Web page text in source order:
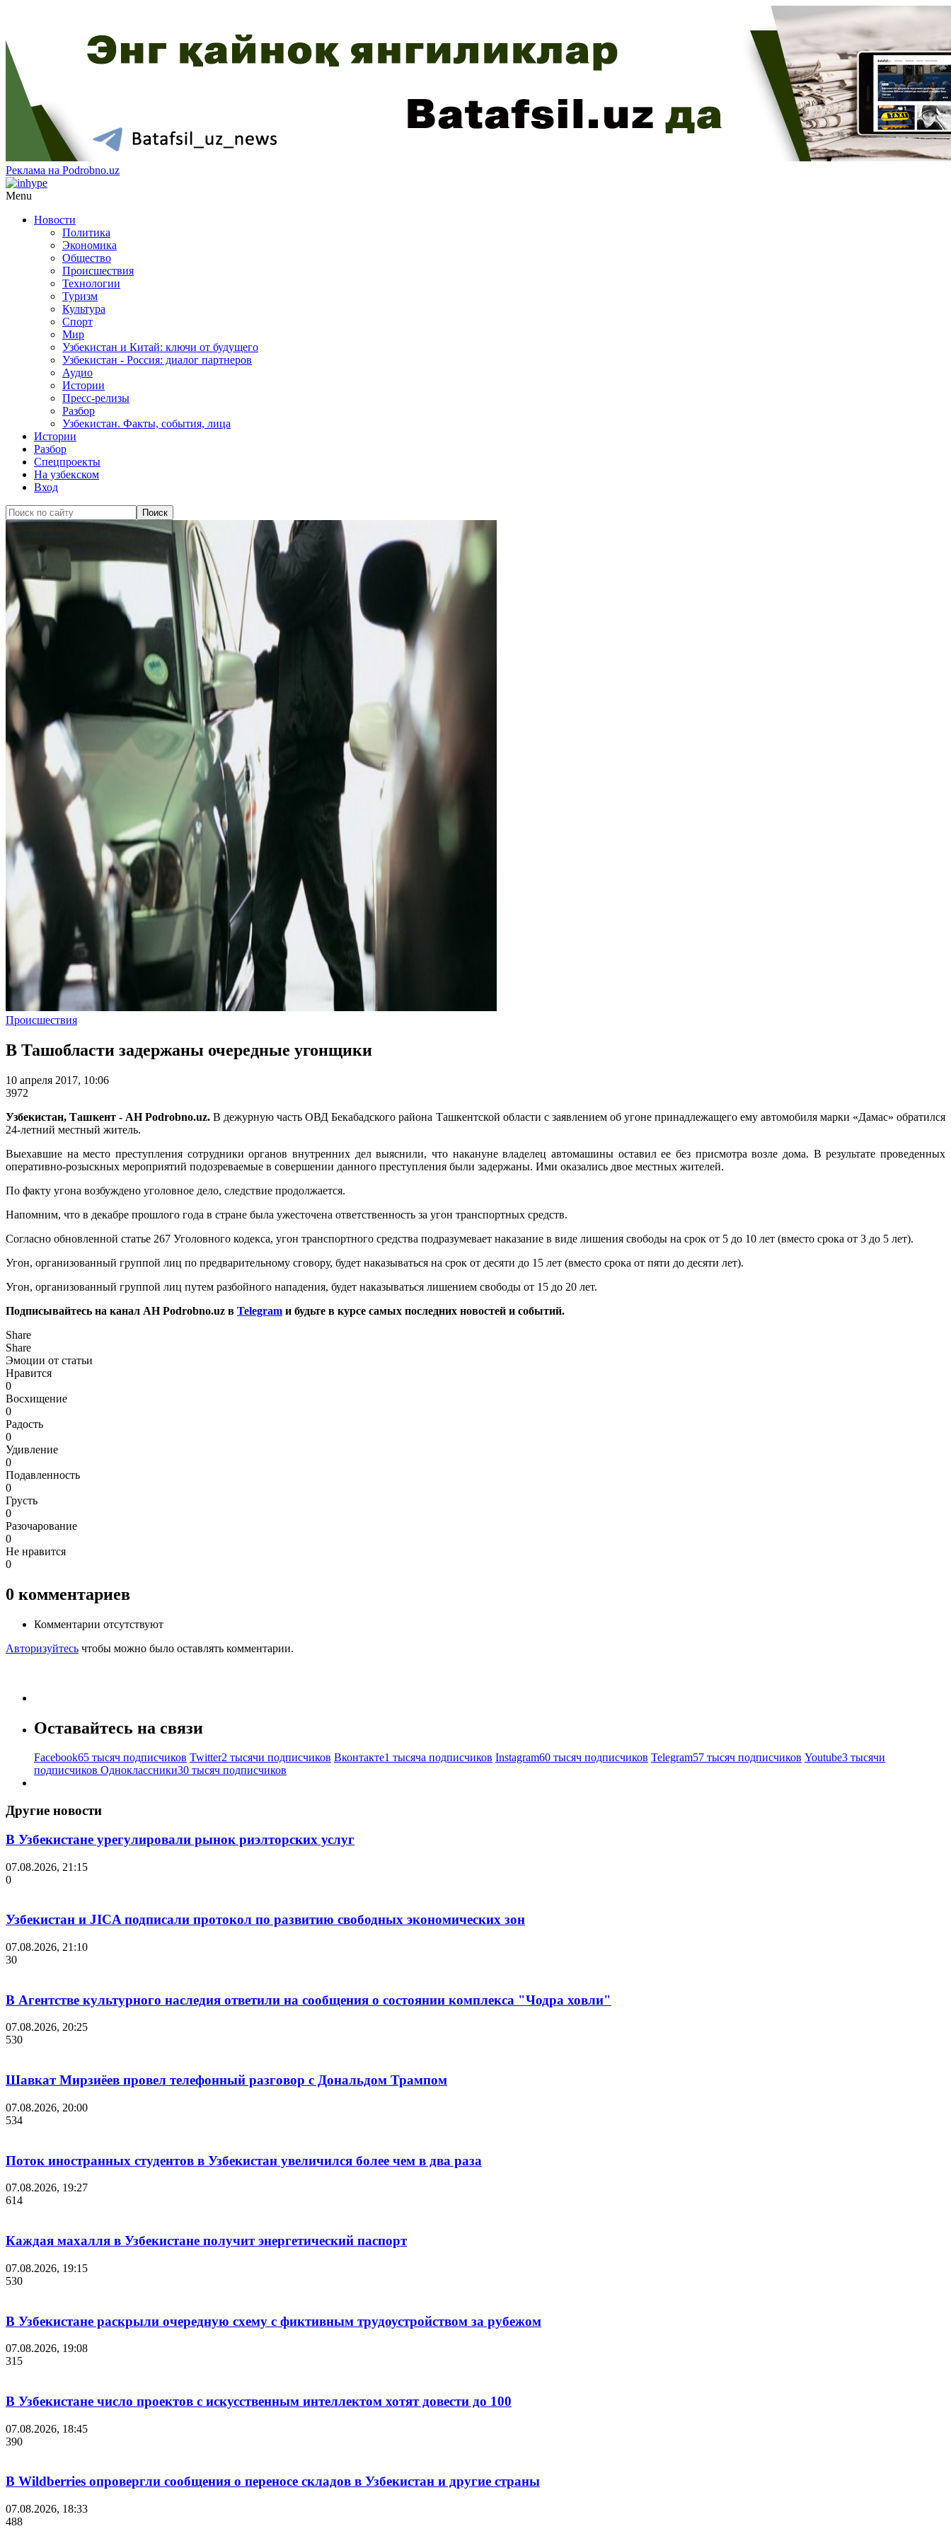
Реклама на Podrobno.uz
Menu
Новости
Политика
Экономика
Общество
Происшествия
Технологии
Туризм
Культура
Спорт
Мир
Узбекистан и Китай: ключи от будущего
Узбекистан - Россия: диалог партнеров
Аудио
Истории
Пресс-релизы
Разбор
Узбекистан. Факты, события, лица
Истории
Разбор
Спецпроекты
На узбекском
Вход
Происшествия
В Ташобласти задержаны очередные угонщики
10 апреля 2017, 10:06
3972
Узбекистан, Ташкент - АН Podrobno.uz. В дежурную часть ОВД Бекабадского района Ташкентской области с заявлением об угоне принадлежащего ему автомобиля марки «Дамас» обратился
24-летний местный житель.
Выехавшие на место преступления сотрудники органов внутренних дел выяснили, что накануне владелец автомашины оставил ее без присмотра возле дома. В результате проведенных
оперативно-розыскных мероприятий подозреваемые в совершении данного преступления были задержаны. Ими оказались двое местных жителей.
По факту угона возбуждено уголовное дело, следствие продолжается.
Напомним, что в декабре прошлого года в стране была ужесточена ответственность за угон транспортных средств.
Согласно обновленной статье 267 Уголовного кодекса, угон транспортного средства подразумевает наказание в виде лишения свободы на срок от 5 до 10 лет (вместо срока от 3 до 5 лет).
Угон, организованный группой лиц по предварительному сговору, будет наказываться на срок от десяти до 15 лет (вместо срока от пяти до десяти лет).
Угон, организованный группой лиц путем разбойного нападения, будет наказываться лишением свободы от 15 до 20 лет.
Подписывайтесь на канал АН Podrobno.uz в Telegram и будьте в курсе самых последних новостей и событий.
Share
Share
Эмоции от статьи
Нравится
0
Восхищение
0
Радость
0
Удивление
0
Подавленность
0
Грусть
0
Разочарование
0
Не нравится
0
0 комментариев
Комментарии отсутствуют
Авторизуйтесь чтобы можно было оставлять комментарии.
Оставайтесь на связи
Facebook65 тысяч подписчиков Twitter2 тысячи подписчиков Вконтакте1 тысяча подписчиков Instagram60 тысяч подписчиков Telegram57 тысяч подписчиков Youtube3 тысячи
подписчиков Одноклассники30 тысяч подписчиков
Другие новости
В Узбекистане урегулировали рынок риэлторских услуг
07.08.2026, 21:15
0
Узбекистан и JICA подписали протокол по развитию свободных экономических зон
07.08.2026, 21:10
30
В Агентстве культурного наследия ответили на сообщения о состоянии комплекса "Чодра ховли"
07.08.2026, 20:25
530
Шавкат Мирзиёев провел телефонный разговор с Дональдом Трампом
07.08.2026, 20:00
534
Поток иностранных студентов в Узбекистан увеличился более чем в два раза
07.08.2026, 19:27
614
Каждая махалля в Узбекистане получит энергетический паспорт
07.08.2026, 19:15
530
В Узбекистане раскрыли очередную схему с фиктивным трудоустройством за рубежом
07.08.2026, 19:08
315
В Узбекистане число проектов с искусственным интеллектом хотят довести до 100
07.08.2026, 18:45
390
В Wildberries опровергли сообщения о переносе складов в Узбекистан и другие страны
07.08.2026, 18:33
488